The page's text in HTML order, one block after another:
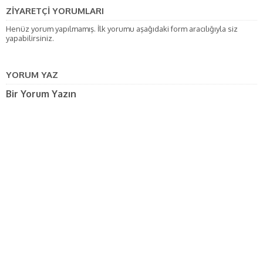
ZİYARETÇİ YORUMLARI
Henüz yorum yapılmamış. İlk yorumu aşağıdaki form aracılığıyla siz
yapabilirsiniz.
YORUM YAZ
Bir Yorum Yazın